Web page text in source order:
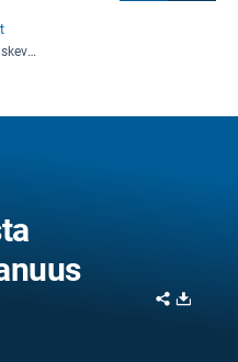
Skotlannin ilmastonmuutosta koskeva kumppanuus (SCCIP)
Share